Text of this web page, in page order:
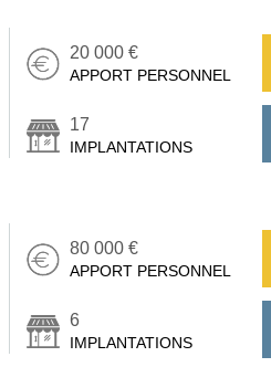
20 000 €
APPORT PERSONNEL
17
IMPLANTATIONS
80 000 €
APPORT PERSONNEL
6
IMPLANTATIONS